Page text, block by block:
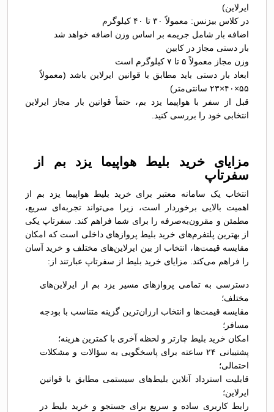
ایرلاین)
در کلاس بیزنس: معمولاً ۳۰ تا ۴۰ کیلوگرم
اضافه بار شامل جریمه بر اساس وزن اضافه خواهد شد
بار دستی مجاز در کابین
وزن مجاز معمولاً ۵ تا ۷ کیلوگرم است
ابعاد بار دستی باید مطابق با قوانین ایرلاین باشد (معمولاً
۵۵×۴۰×۲۳ سانتی‌متر)
قبل از سفر با هواپیما یزد بم، حتماً قوانین بار مجاز ایرلاین
انتخابی خود را بررسی کنید.
مزایای خرید بلیط هواپیما یزد بم از
سفرتاپ
انتخاب یک سامانه معتبر برای خرید بلیط هواپیما یزد بم از
اهمیت بالایی برخوردار است، زیرا می‌تواند تجربه‌ای سریع،
مطمئن و مقرون‌به‌صرفه را برای شما فراهم کند. سفرتاپ یکی
از بهترین پلتفرم‌های خرید بلیط پروازهای داخلی است که امکان
مقایسه قیمت‌ها، انتخاب از بین ایرلاین‌های مختلف و خرید آسان
را فراهم می‌کند. مزایای خرید بلیط از سفرتاپ عبارتند از:
دسترسی به تمامی پروازهای مسیر یزد بم از ایرلاین‌های
مختلف؛
مقایسه قیمت‌ها و انتخاب ارزان‌ترین گزینه متناسب با بودجه
مسافر؛
امکان خرید بلیط چارتر و لحظه آخری با کمترین هزینه؛
پشتیبانی ۲۴ ساعته برای پاسخگویی به سؤالات و مشکلات
احتمالی؛
قابلیت استرداد آنلاین بلیط‌های سیستمی مطابق با قوانین
ایرلاین؛
رابط کاربری ساده و سریع برای جستجو و خرید بلیط در